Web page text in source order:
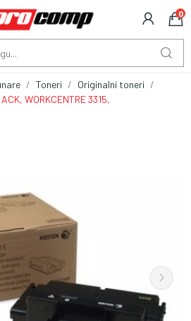
0
Toneri
Originalni toneri
WORKCENTRE 3315,